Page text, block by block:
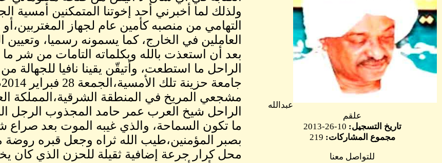
عبدالله
علقم
تاريخ التسجيل:
مجموع المشاركات:
للتواصل معنا
ولذلك لما أخبرني أحد إخوتنا المتمكنين أمسية
التهامي من منصبه كأمين عام لجهاز
العاملين في الخارج، كما يسمونه رسميا،
بعد أن استعذت بالله وبكلماته التامات من شر
الراحل ما استطعت، وأتيقّن يقينا نافيا للجهالة
مشجعي المريخ في المنطقة الشرقية،المملكة
الراحل شيخ العرب عمر حامد المجذوب الرجل
ما تكون السماحة، والذي غيبه الموت بعد
بصبر المؤمنين،طيب الله ثراه وجعل قبره روضة
محل كرار جرعة إضافية ثقيلة للحزن الذي كان